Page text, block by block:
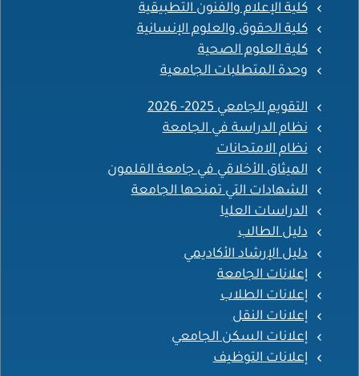
كلية الإعلام والفنون التطبيقية
كلية الحقوق والعلوم الإنسانية
كلية العلوم الصحية
وحدة المتطلبات الجامعية
التقويم الجامعي 2025- 2026
نظام الدراسة في الجامعة
نظام الامتحانات
الميثاق الأخلاقي في جامعة القلمون
الشهادات التي تمنحها الجامعة
الدراسات العليا
دليل الطالب
دليل الإرشاد الأكاديمي
إعلانات الجامعة
إعلانات الطلاب
إعلانات النقل
إعلانات السكن الجامعي
إعلانات التوظيف